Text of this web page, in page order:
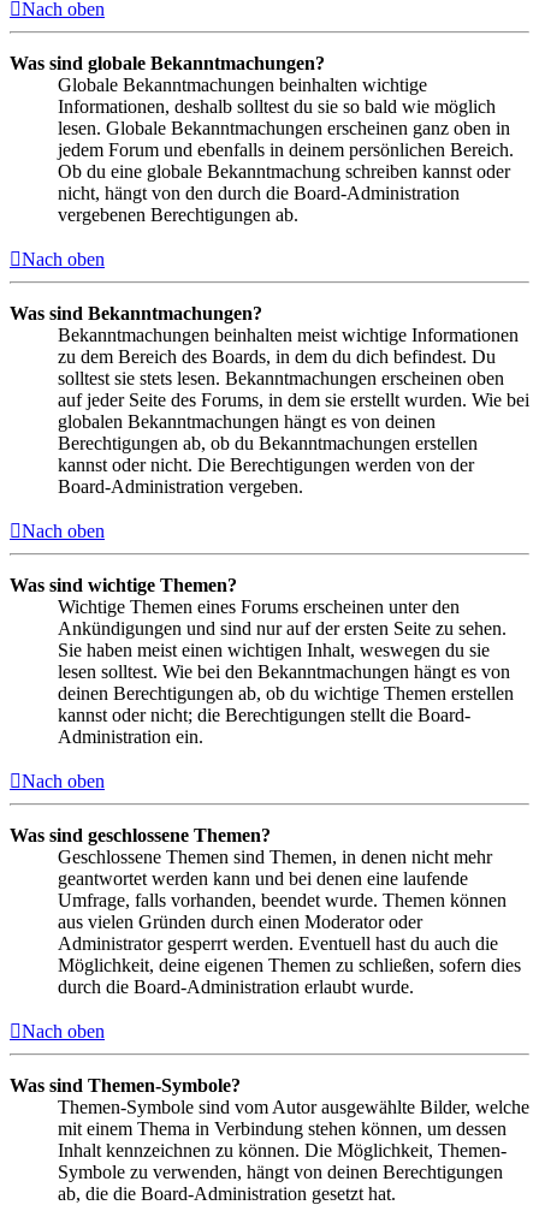
Nach oben
Was sind globale Bekanntmachungen?
Globale Bekanntmachungen beinhalten wichtige
Informationen, deshalb solltest du sie so bald wie möglich
lesen. Globale Bekanntmachungen erscheinen ganz oben in
jedem Forum und ebenfalls in deinem persönlichen Bereich.
Ob du eine globale Bekanntmachung schreiben kannst oder
nicht, hängt von den durch die Board-Administration
vergebenen Berechtigungen ab.
Nach oben
Was sind Bekanntmachungen?
Bekanntmachungen beinhalten meist wichtige Informationen
zu dem Bereich des Boards, in dem du dich befindest. Du
solltest sie stets lesen. Bekanntmachungen erscheinen oben
auf jeder Seite des Forums, in dem sie erstellt wurden. Wie bei
globalen Bekanntmachungen hängt es von deinen
Berechtigungen ab, ob du Bekanntmachungen erstellen
kannst oder nicht. Die Berechtigungen werden von der
Board-Administration vergeben.
Nach oben
Was sind wichtige Themen?
Wichtige Themen eines Forums erscheinen unter den
Ankündigungen und sind nur auf der ersten Seite zu sehen.
Sie haben meist einen wichtigen Inhalt, weswegen du sie
lesen solltest. Wie bei den Bekanntmachungen hängt es von
deinen Berechtigungen ab, ob du wichtige Themen erstellen
kannst oder nicht; die Berechtigungen stellt die Board-
Administration ein.
Nach oben
Was sind geschlossene Themen?
Geschlossene Themen sind Themen, in denen nicht mehr
geantwortet werden kann und bei denen eine laufende
Umfrage, falls vorhanden, beendet wurde. Themen können
aus vielen Gründen durch einen Moderator oder
Administrator gesperrt werden. Eventuell hast du auch die
Möglichkeit, deine eigenen Themen zu schließen, sofern dies
durch die Board-Administration erlaubt wurde.
Nach oben
Was sind Themen-Symbole?
Themen-Symbole sind vom Autor ausgewählte Bilder, welche
mit einem Thema in Verbindung stehen können, um dessen
Inhalt kennzeichnen zu können. Die Möglichkeit, Themen-
Symbole zu verwenden, hängt von deinen Berechtigungen
ab, die die Board-Administration gesetzt hat.